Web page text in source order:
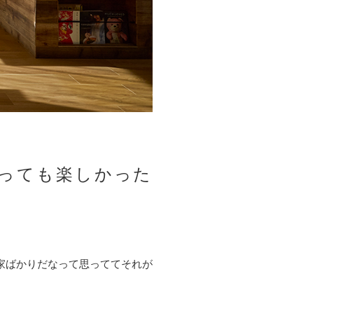
ても楽しかった
ばかりだなって思っててそれが